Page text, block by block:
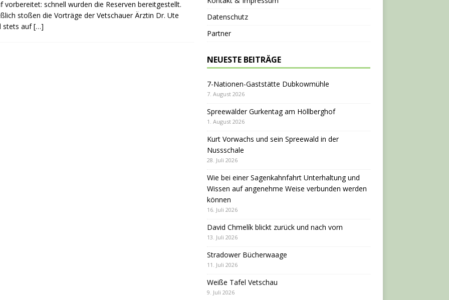
vorbereitet: schnell wurden die Reserven bereitgestellt.
stoßen die Vorträge der Vetschauer Ärztin Dr. Ute
stets auf[…]
Datenschutz
Partner
NEUESTE BEITRÄGE
7-Nationen-Gaststätte Dubkowmühle
7. August 2026
Spreewälder Gurkentag am Höllberghof
1. August 2026
Kurt Vorwachs und sein Spreewald in der
Nussschale
28. Juli 2026
Wie bei einer Sagenkahnfahrt Unterhaltung und
Wissen auf angenehme Weise verbunden werden
können
16. Juli 2026
David Chmelík blickt zurück und nach vorn
13. Juli 2026
Stradower Bücherwaage
11. Juli 2026
Weiße Tafel Vetschau
9. Juli 2026